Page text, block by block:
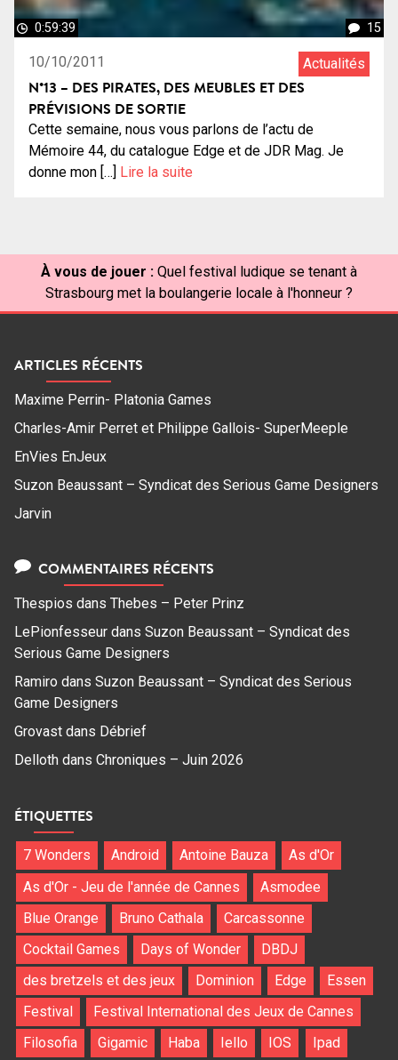
0:59:39 15
10/10/2011 Actualités
N°13 – DES PIRATES, DES MEUBLES ET DES
PRÉVISIONS DE SORTIE
Cette semaine, nous vous parlons de l’actu de
Mémoire 44, du catalogue Edge et de JDR Mag. Je
donne mon […] Lire la suite
À vous de jouer : Quel festival ludique se tenant à
Strasbourg met la boulangerie locale à l'honneur ?
ARTICLES RÉCENTS
Maxime Perrin- Platonia Games
Charles-Amir Perret et Philippe Gallois- SuperMeeple
EnVies EnJeux
Suzon Beaussant – Syndicat des Serious Game Designers
Jarvin
COMMENTAIRES RÉCENTS
Thespios dans Thebes – Peter Prinz
LePionfesseur dans Suzon Beaussant – Syndicat des
Serious Game Designers
Ramiro dans Suzon Beaussant – Syndicat des Serious
Game Designers
Grovast dans Débrief
Delloth dans Chroniques – Juin 2026
ÉTIQUETTES
7 Wonders Android Antoine Bauza
As d'Or
As d'Or - Jeu de l'année de Cannes
Asmodee
Blue Orange
Bruno Cathala
Carcassonne
Cocktail Games
Days of Wonder
DBDJ
des bretzels et des jeux
Dominion Edge
Essen
Festival
Festival International des Jeux de Cannes
Filosofia
Gigamic Haba Iello IOS Ipad